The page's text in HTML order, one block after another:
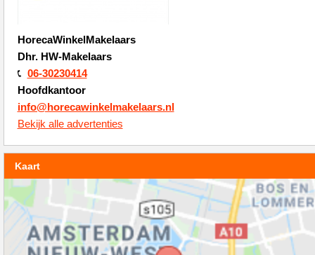
HorecaWinkelMakelaars
Dhr. HW-Makelaars
06-30230414
Hoofdkantoor
info@horecawinkelmakelaars.nl
Bekijk alle advertenties
Kaart